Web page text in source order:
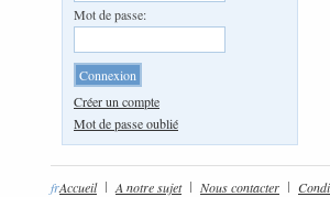
Mot de passe:
Créer un compte
Mot de passe oublié
frAccueil A notre sujet Nous contacter